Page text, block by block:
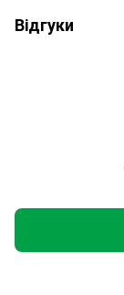
Відгуки